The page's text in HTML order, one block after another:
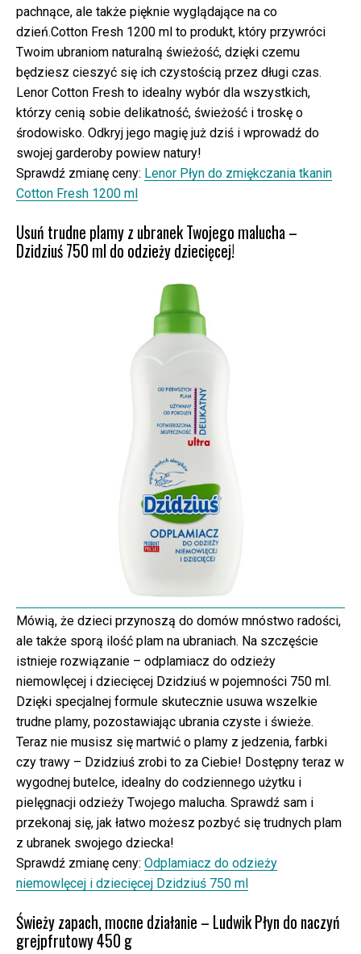
pachnące, ale także pięknie wyglądające na co
dzień.Cotton Fresh 1200 ml to produkt, który przywróci
Twoim ubraniom naturalną świeżość, dzięki czemu
będziesz cieszyć się ich czystością przez długi czas.
Lenor Cotton Fresh to idealny wybór dla wszystkich,
którzy cenią sobie delikatność, świeżość i troskę o
środowisko. Odkryj jego magię już dziś i wprowadź do
swojej garderoby powiew natury!
Sprawdź zmianę ceny: Lenor Płyn do zmiękczania tkanin
Cotton Fresh 1200 ml
Usuń trudne plamy z ubranek Twojego malucha –
Dzidziuś 750 ml do odzieży dziecięcej!
Mówią, że dzieci przynoszą do domów mnóstwo radości,
ale także sporą ilość plam na ubraniach. Na szczęście
istnieje rozwiązanie – odplamiacz do odzieży
niemowlęcej i dziecięcej Dzidziuś w pojemności 750 ml.
Dzięki specjalnej formule skutecznie usuwa wszelkie
trudne plamy, pozostawiając ubrania czyste i świeże.
Teraz nie musisz się martwić o plamy z jedzenia, farbki
czy trawy – Dzidziuś zrobi to za Ciebie! Dostępny teraz w
wygodnej butelce, idealny do codziennego użytku i
pielęgnacji odzieży Twojego malucha. Sprawdź sam i
przekonaj się, jak łatwo możesz pozbyć się trudnych plam
z ubranek swojego dziecka!
Sprawdź zmianę ceny: Odplamiacz do odzieży
niemowlęcej i dziecięcej Dzidziuś 750 ml
Świeży zapach, mocne działanie – Ludwik Płyn do naczyń
grejpfrutowy 450 g